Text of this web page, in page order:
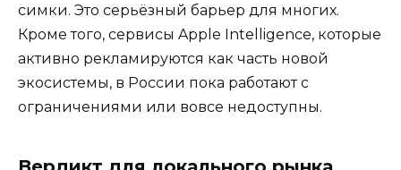
симки. Это серьёзный барьер для многих.
Кроме того, сервисы Apple Intelligence, которые
активно рекламируются как часть новой
экосистемы, в России пока работают с
ограничениями или вовсе недоступны.